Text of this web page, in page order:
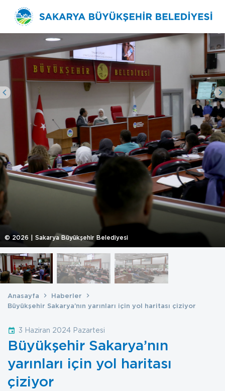
© 2026 | Sakarya Büyükşehir Belediyesi
Anasayfa
Haberler
Büyükşehir Sakarya’nın yarınları için yol haritası çiziyor
3 Haziran 2024 Pazartesi
Büyükşehir Sakarya’nın
yarınları için yol haritası
çiziyor